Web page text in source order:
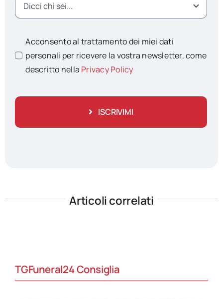
Acconsento al trattamento dei miei dati
personali per ricevere la vostra newsletter, come
descritto nella Privacy Policy
ISCRIVIMI
Articoli correlati
TGFuneral24 Consiglia